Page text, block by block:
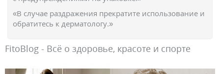
«В случае раздражения прекратите использование и
обратитесь к дерматологу.»
FitoBlog - Всё о здоровье, красоте и спорте